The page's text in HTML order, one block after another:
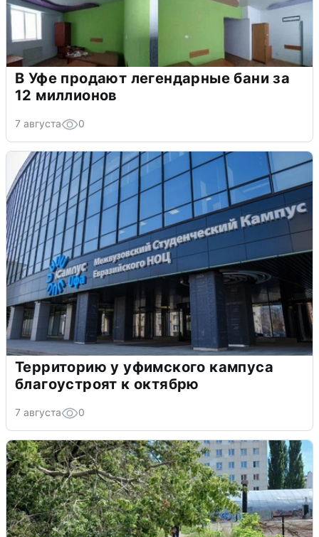
В Уфе продают легендарные бани за
12 миллионов
7 августа 0
Территорию у уфимского кампуса
благоустроят к октябрю
7 августа 0